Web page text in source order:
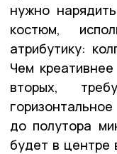
нужно
костюм,
атрибутику:
Чем
вторых,
до полутора
будет в центре